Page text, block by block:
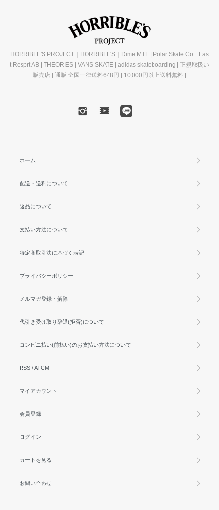
HORRIBLE'S PROJECT｜HORRIBLE'S｜Dime MTL | Polar Skate Co. | Las
t Resprt AB | THEORIES | VANS SKATE | adidas skateboarding | 正規取扱い
販売店 | 通販 全国一律送料648円 | 10,000円以上送料無料 |
ホーム
配送・送料について
返品について
支払い方法について
特定商取引法に基づく表記
プライバシーポリシー
メルマガ登録・解除
代引き受け取り辞退(拒否)について
コンビニ払い(前払い)のお支払い方法について
RSS /ATOM
マイアカウント
会員登録
ログイン
カートを見る
お問い合わせ